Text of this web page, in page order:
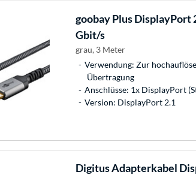
goobayPlus DisplayPort
Gbit/s
grau, 3 Meter
Verwendung: Zur
Übertragung
Anschlüsse: 1x DisplayPort
Version: DisplayPort 2.1
DigitusAdapterkabel